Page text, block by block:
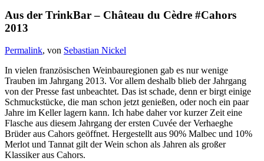
Aus der TrinkBar – Château du Cèdre #Cahors
2013
Permalink, von Sebastian Nickel
In vielen französischen Weinbauregionen gab es nur wenige
Trauben im Jahrgang 2013. Vor allem deshalb blieb der Jahrgang
von der Presse fast unbeachtet. Das ist schade, denn er birgt einige
Schmuckstücke, die man schon jetzt genießen, oder noch ein paar
Jahre im Keller lagern kann. Ich habe daher vor kurzer Zeit eine
Flasche aus diesem Jahrgang der ersten Cuvée der Verhaeghe
Brüder aus Cahors geöffnet. Hergestellt aus 90% Malbec und 10%
Merlot und Tannat gilt der Wein schon als Jahren als großer
Klassiker aus Cahors.